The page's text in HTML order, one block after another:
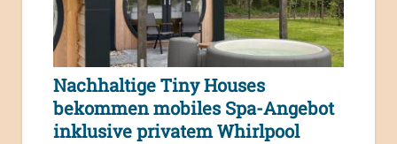
Nachhaltige Tiny Houses
bekommen mobiles Spa-Angebot
inklusive privatem Whirlpool